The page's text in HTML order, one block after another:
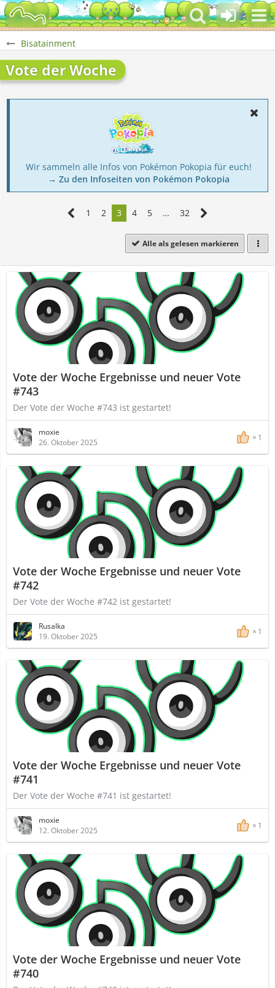
Bisatainment
Vote der Woche
Wir sammeln alle Infos von Pokémon Pokopia für euch!
→ Zu den Infoseiten von Pokémon Pokopia
1 2 3 4 5 … 32
Alle als gelesen markieren
Vote der Woche Ergebnisse und neuer Vote
#743
Der Vote der Woche #743 ist gestartet!
moxie
26. Oktober 2025
1
Vote der Woche Ergebnisse und neuer Vote
#742
Der Vote der Woche #742 ist gestartet!
Rusalka
19. Oktober 2025
1
Vote der Woche Ergebnisse und neuer Vote
#741
Der Vote der Woche #741 ist gestartet!
moxie
12. Oktober 2025
1
Vote der Woche Ergebnisse und neuer Vote
#740